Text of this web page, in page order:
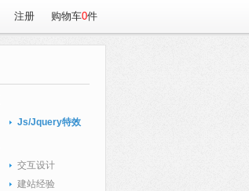
购物车0件
注册
Js/Jquery特效
交互设计
建站经验